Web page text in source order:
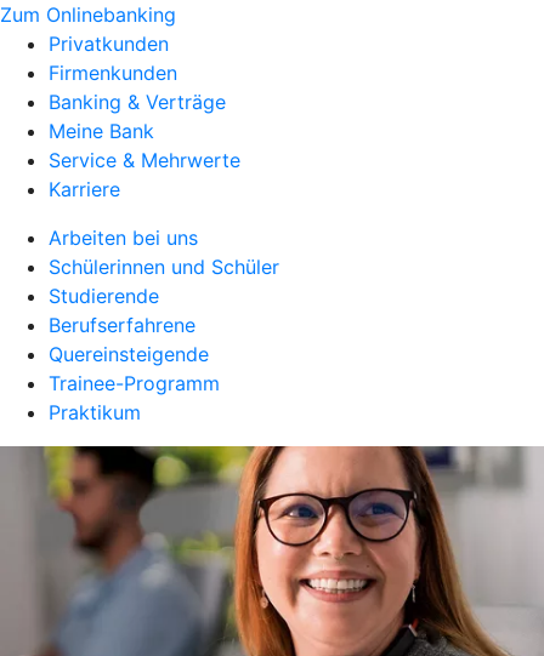
Zum Onlinebanking
Privatkunden
Firmenkunden
Banking & Verträge
Meine Bank
Service & Mehrwerte
Karriere
Arbeiten bei uns
Schülerinnen und Schüler
Studierende
Berufserfahrene
Quereinsteigende
Trainee-Programm
Praktikum